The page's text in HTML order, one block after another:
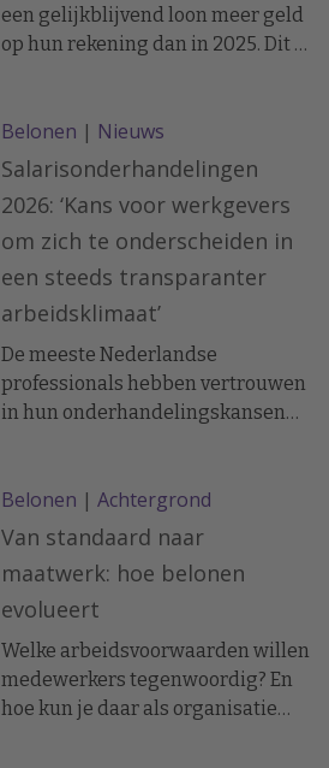
een gelijkblijvend loon meer geld
op hun rekening dan in 2025. Dit is
Een werknemer met een modaal
brutoloon van € 3.704 per maand
ontvangt in januari netto € 26
meer.
Belonen | Nieuws
Salarisonderhandelingen
2026: ‘Kans voor werkgevers
om zich te onderscheiden in
een steeds transparanter
arbeidsklimaat’
De meeste Nederlandse
professionals hebben vertrouwen
in hun onderhandelingskansen
onderhandelingsvaardigheden
hun grootste obstakel. Andere
rechtvaardigen van hun waarde
en een gebrek aan zelfvertrouwen
zo blijkt uit de nieuwste Robert
Half Salarisgids.
Belonen | Achtergrond
Van standaard naar
maatwerk: hoe belonen
evolueert
Welke arbeidsvoorwaarden willen
medewerkers tegenwoordig? En
hoe kun je daar als organisatie